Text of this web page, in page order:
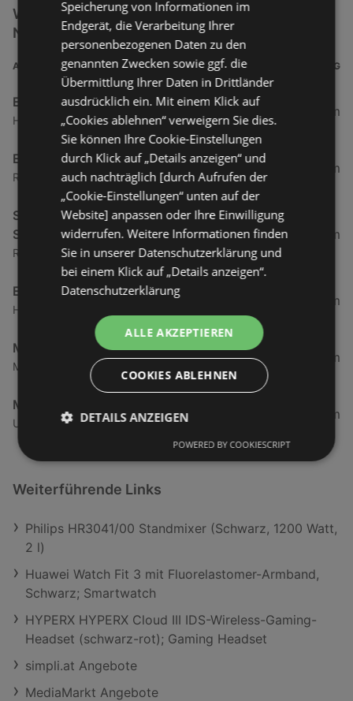
Weitere Elektro & Multimedia Filialen in der
Nähe
ADRESSE ENTFERNUNG
EP:Scheucher
Hofsteigstraße 21, 6890 Lustenau
6,14 km
EP:Scheucher
Radetzkystraße 20, 6890 Lustenau
6,19 km
Siemens Hausgeräte erhältlich bei EP
Scheucher GmbH & Co KG
Radetzkystraße 20, 6890 Lustenau
6,34 km
EP:Kolb
Hofsteigstraße 30, 6971 Hard
7,76 km
MediaMarkt Dornbirn Messepark
Messestraße 2, 6854 Dornbirn
10,72 km
MediaMarkt Dornbirn Messepark
Untere Roßmähder 6, 6854 Dornbirn
10,72 km
Weiterführende Links
Philips HR3041/00 Standmixer (Schwarz, 1200 Watt,
2 l)
Huawei Watch Fit 3 mit Fluorelastomer-Armband,
Schwarz; Smartwatch
HYPERX HYPERX Cloud III IDS-Wireless-Gaming-
Headset (schwarz-rot); Gaming Headset
simpli.at Angebote
MediaMarkt Angebote
Speicherung von Informationen im
Endgerät, die Verarbeitung Ihrer
personenbezogenen Daten zu den
genannten Zwecken sowie ggf. die
Übermittlung Ihrer Daten in Drittländer
ausdrücklich ein. Mit einem Klick auf
„Cookies ablehnen“ verweigern Sie dies.
Sie können Ihre Cookie-Einstellungen
durch Klick auf „Details anzeigen“ und
auch nachträglich [durch Aufrufen der
„Cookie-Einstellungen“ unten auf der
Website] anpassen oder Ihre Einwilligung
widerrufen. Weitere Informationen finden
Sie in unserer Datenschutzerklärung und
bei einem Klick auf „Details anzeigen“.
Datenschutzerklärung
ALLE AKZEPTIEREN
COOKIES ABLEHNEN
DETAILS ANZEIGEN
POWERED BY COOKIESCRIPT